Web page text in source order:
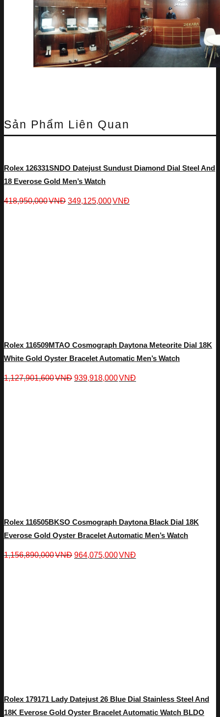
Sản Phẩm Liên Quan
Rolex 126331SNDO Datejust Sundust Diamond Dial Steel And
18 Everose Gold Men’s Watch
418,950,000VNĐ 349,125,000VNĐ
Rolex 116509MTAO Cosmograph Daytona Meteorite Dial 18K
White Gold Oyster Bracelet Automatic Men’s Watch
1,127,901,600VNĐ 939,918,000VNĐ
Rolex 116505BKSO Cosmograph Daytona Black Dial 18K
Everose Gold Oyster Bracelet Automatic Men’s Watch
1,156,890,000VNĐ 964,075,000VNĐ
Rolex 179171 Lady Datejust 26 Blue Dial Stainless Steel And
18K Everose Gold Oyster Bracelet Automatic Watch BLDO